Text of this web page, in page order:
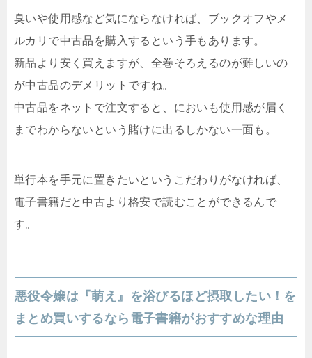
臭いや使用感など気にならなければ、ブックオフやメ
ルカリで中古品を購入するという手もあります。
新品より安く買えますが、全巻そろえるのが難しいの
が中古品のデメリットですね。
中古品をネットで注文すると、においも使用感が届く
までわからないという賭けに出るしかない一面も。
単行本を手元に置きたいというこだわりがなければ、
電子書籍だと中古より格安で読むことができるんで
す。
悪役令嬢は『萌え』を浴びるほど摂取したい！を
まとめ買いするなら電子書籍がおすすめな理由